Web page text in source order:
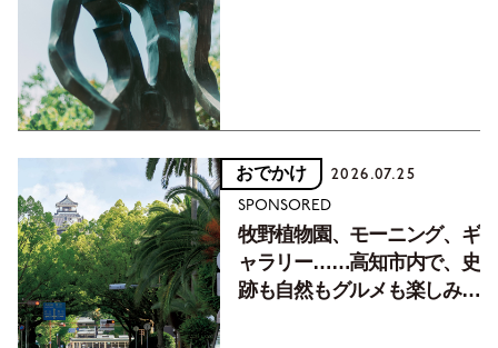
おでかけ 2026.07.25
SPONSORED
牧野植物園、モーニング、ギ
ャラリー……高知市内で、史
跡も自然もグルメも楽しみ尽